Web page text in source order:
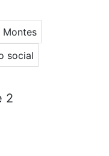
MONTES
Montes
social
2